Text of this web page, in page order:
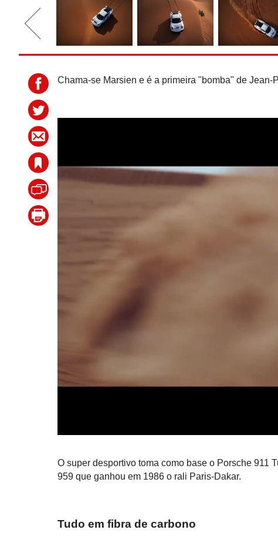
Chama-se Marsien e é a primeira "bomba" de
O super desportivo toma como base o Porsche 911
959 que ganhou em 1986 o rali Paris-Dakar.
Tudo em fibra de carbono